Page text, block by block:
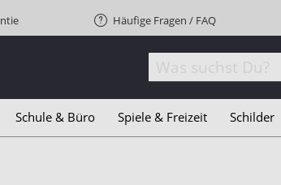
Häufige Fragen / FAQ
Schule & Büro Spiele & Freizeit Schilder